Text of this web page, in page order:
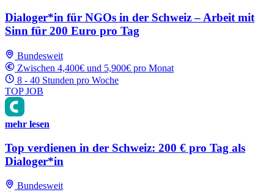
Dialoger*in für NGOs in der Schweiz – Arbeit mit
Sinn für 200 Euro pro Tag
Bundesweit
Zwischen 4,400€ und 5,900€ pro Monat
8 - 40 Stunden pro Woche
TOP JOB
mehr lesen
Top verdienen in der Schweiz: 200 € pro Tag als
Dialoger*in
Bundesweit